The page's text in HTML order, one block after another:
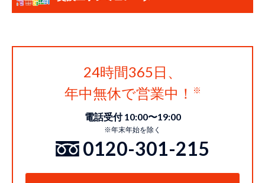
24時間365日、
年中無休で営業中！
電話受付 10:00〜19:00
※年末年始を除く
0120-301-215